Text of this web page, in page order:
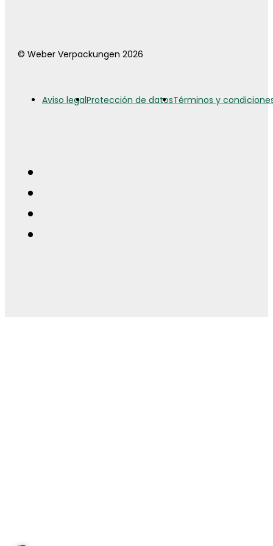
© Weber Verpackungen 2026
Aviso legalProtección de datosTérminos y